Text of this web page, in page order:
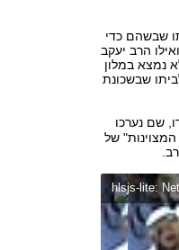
שבשהם כדי
הרב יעקב
נמצא במלון
שבשכונת
שם נערכו
של
hlsjs-lite: